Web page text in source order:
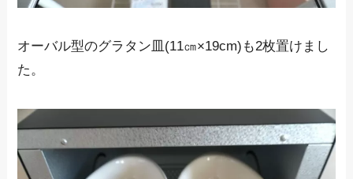
オーバル型のグラタン皿(11㎝×19cm)も2枚置けまし
た。